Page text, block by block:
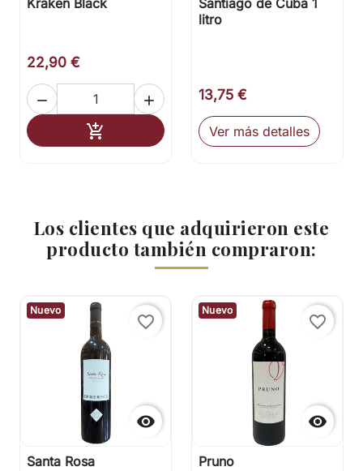
Kraken Black
22,90 €
 
 Añadir al carrito
Santiago de Cuba 1
litro
13,75 €
Ver más detalles
Los clientes que adquirieron este
producto también compraron:
Nuevo

favorite_border
Santa Rosa
Nuevo

favorite_border
Pruno